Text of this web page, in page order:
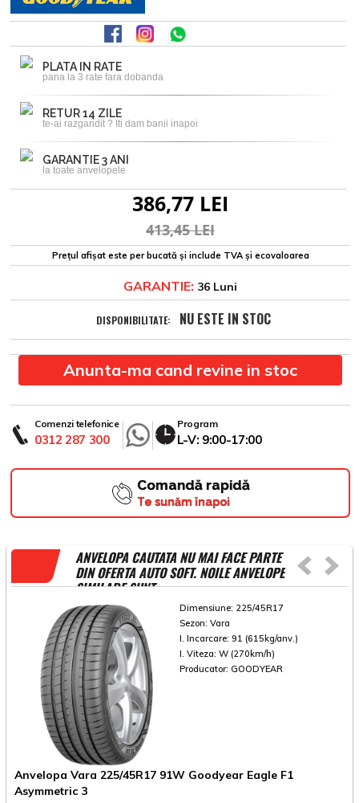
PLATA IN RATE
pana la 3 rate fara dobanda
RETUR 14 ZILE
te-ai razgandit ? Iti dam banii inapoi
GARANTIE 3 ANI
la toate anvelopele
386,77 LEI
413,45 LEI
Prețul afișat este per bucată și include TVA și ecovaloarea
GARANTIE: 36 Luni
DISPONIBILITATE: NU ESTE IN STOC
Anunta-ma cand revine in stoc
Comenzi telefonice
0312 287 300
Program
L-V: 9:00-17:00
Comandă rapidă
Te sunăm înapoi
ANVELOPA CAUTATA NU MAI FACE PARTE
DIN OFERTA AUTO SOFT. NOILE ANVELOPE
SIMILARE SUNT
Dimensiune: 225/45R17
Sezon: Vara
I. Incarcare: 91 (615kg/anv.)
I. Viteza: W (270km/h)
Producator: GOODYEAR
Anvelopa Vara 225/45R17 91W Goodyear Eagle F1
Asymmetric 3